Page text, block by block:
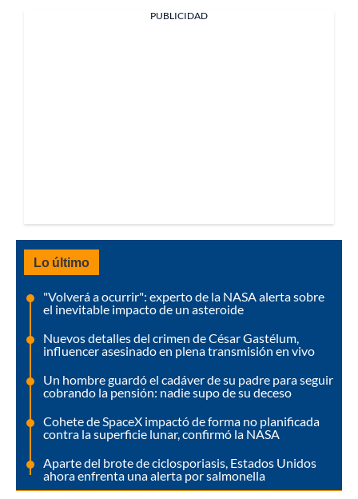
PUBLICIDAD
Lo último
"Volverá a ocurrir": experto de la NASA alerta sobre
el inevitable impacto de un asteroide
Nuevos detalles del crimen de César Gastélum,
influencer asesinado en plena transmisión en vivo
Un hombre guardó el cadáver de su padre para seguir
cobrando la pensión: nadie supo de su deceso
Cohete de SpaceX impactó de forma no planificada
contra la superficie lunar, confirmó la NASA
Aparte del brote de ciclosporiasis, Estados Unidos
ahora enfrenta una alerta por salmonella